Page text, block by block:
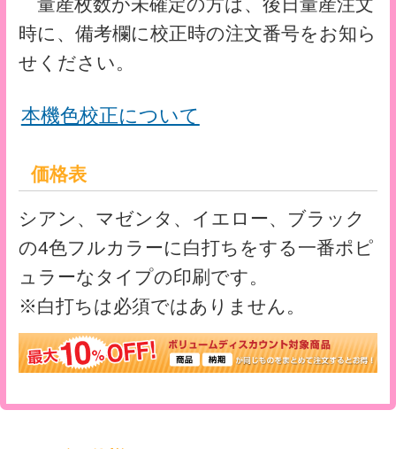
■サイズ：A3用（310mm×430mm）
■素材：PPマット 0.2mm厚
■加工：抜き・溶着
※PPシートへの印刷は、お手持ちのプリン
※サイト上にてご選択いただけない仕様に
ついては、別途お見積りいたします。
クリアファイルテンプレート